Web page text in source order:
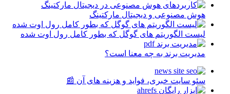
هوش مصنوعی و دیجیتال مارکتینگ
لیست الگوریتم های گوگل که بطور کامل رول اوت شده
مدیریت برند به چه معنا است؟
سئو سایت خبری، فواید و هزینه های آن 📰